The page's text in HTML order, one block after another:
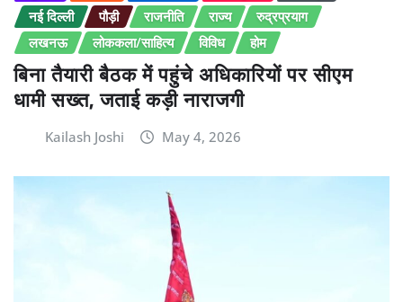
नई दिल्ली
पौड़ी राजनीति राज्य
रुद्रप्रयाग
लखनऊ
लोककला/साहित्य विविध होम
बिना तैयारी बैठक में पहुंचे अधिकारियों पर सीएम
धामी सख्त, जताई कड़ी नाराजगी
Kailash Joshi May 4, 2026